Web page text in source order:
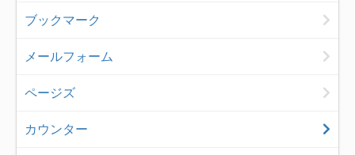
ブックマーク
メールフォーム
ページズ
カウンター